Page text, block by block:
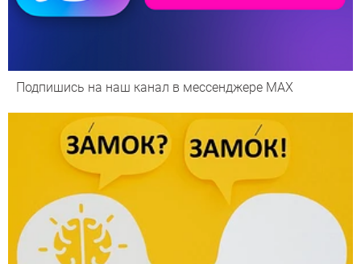
Подпишись на наш канал в мессенджере МАХ